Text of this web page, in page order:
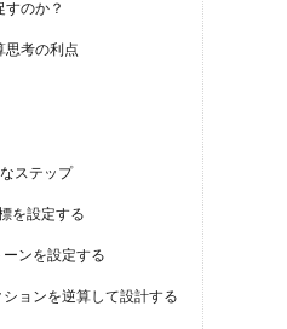
すのか？
思考の利点
ステップ
を設定する
ンを設定する
ョンを逆算して設計する